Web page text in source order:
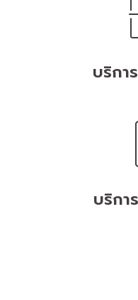
บริกา
บริกา